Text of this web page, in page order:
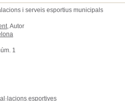
i serveis esportius municipals
, Autor
1
esportives